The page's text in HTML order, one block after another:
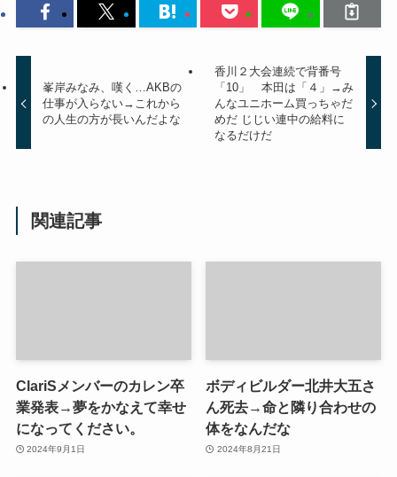
峯岸みなみ、嘆く…AKBの
仕事が入らない→これから
の人生の方が長いんだよな
香川２大会連続で背番号
「10」 本田は「４」→み
んなユニホーム買っちゃだ
めだ じじい連中の給料に
なるだけだ
関連記事
ClariSメンバーのカレン卒
業発表→夢をかなえて幸せ
になってください。
2024年9月1日
ボディビルダー北井大五さ
ん死去→命と隣り合わせの
体をなんだな
2024年8月21日